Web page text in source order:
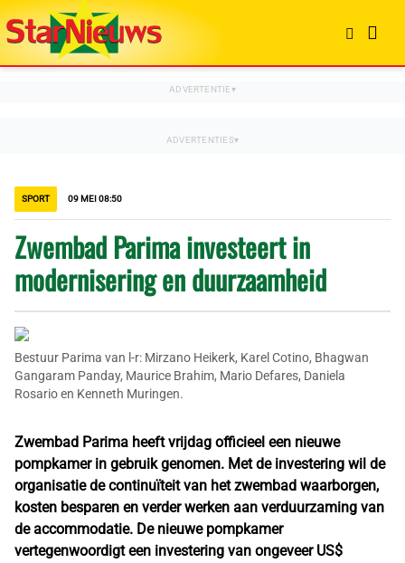
SPORT 09 MEI 08:50
Zwembad Parima investeert in
modernisering en duurzaamheid
Bestuur Parima van l-r: Mirzano Heikerk, Karel Cotino, Bhagwan
Gangaram Panday, Maurice Brahim, Mario Defares, Daniela
Rosario en Kenneth Muringen.
Zwembad Parima heeft vrijdag officieel een nieuwe
pompkamer in gebruik genomen. Met de investering wil de
organisatie de continuïteit van het zwembad waarborgen,
kosten besparen en verder werken aan verduurzaming van
de accommodatie. De nieuwe pompkamer
vertegenwoordigt een investering van ongeveer US$